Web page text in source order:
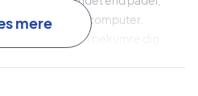
til computer.
du skal hverken bekymre dig
mere